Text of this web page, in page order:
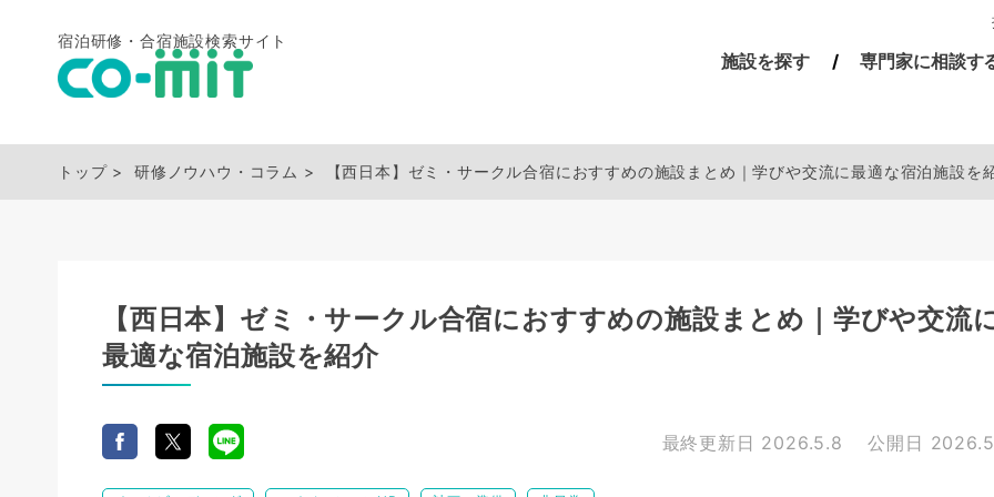
宿泊研修・合宿施設検索サイト
施設を探す 専門家に相談す
トップ 研修ノウハウ・コラム 【西日本】ゼミ・サークル合宿におすすめの施設まとめ｜学びや交流に最適な宿泊施設を
【西日本】ゼミ・サークル合宿におすすめの施設まとめ｜学びや交流
最適な宿泊施設を紹介
最終更新日 2026.5.8 公開日